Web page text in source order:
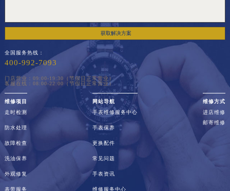
获取解决方案
全国服务热线：
400-992-7093
门店营业：09:00-19:30（节假日正常营业）
客服在线：08:00-22:00（节假日正常营业）
维修项目
走时检测
防水处理
故障检查
洗油保养
外观修复
表带服务
网站导航
手表维修服务中心
手表保养
更换配件
常见问题
手表资讯
维修服务中心
维修方式
进店维修
邮寄维修